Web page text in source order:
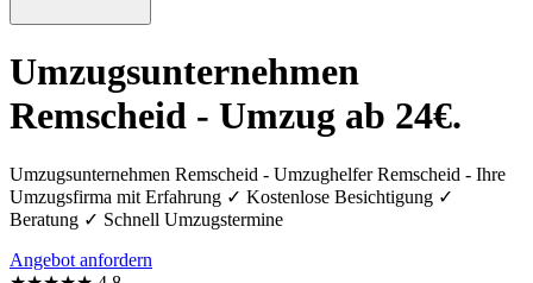
Umzugsunternehmen
Remscheid - Umzug ab 24€.
Umzugsunternehmen Remscheid - Umzughelfer Remscheid - Ihre
Umzugsfirma mit Erfahrung ✓ Kostenlose Besichtigung ✓
Beratung ✓ Schnell Umzugstermine
Angebot anfordern